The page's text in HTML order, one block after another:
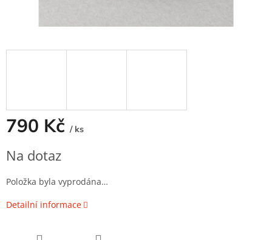
790 Kč / ks
cena:
Na dotaz
Položka byla vyprodána…
Detailní informace